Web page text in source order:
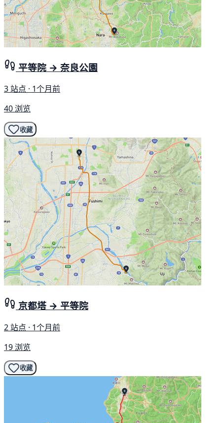
平等院 → 奈良公園
3 站点 · 1个月前
40 浏览
收藏
京都塔 → 平等院
2 站点 · 1个月前
19 浏览
收藏